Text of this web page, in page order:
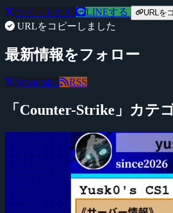
ツイートする LINEする URLを
URLをコピーしました
最新情報をフォロー
@negitaku RSS
「Counter-Strike」カテ